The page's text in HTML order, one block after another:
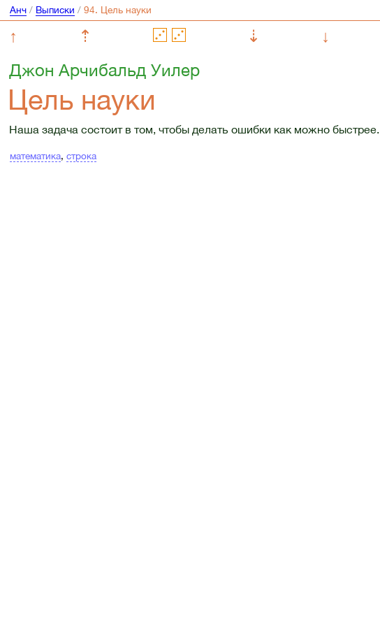
Анч/ Выписки /
↑ ⇡ ⇣
↓
Джон Арчибальд Уилер
Цель науки
Наша задача состоит в том, чтобы делать ошибки как можно быстрее.
математика, строка